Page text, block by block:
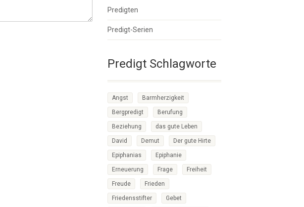
Predigten
Predigt-Serien
Predigt Schlagworte
Angst Barmherzigkeit
Bergpredigt Berufung
Beziehung das gute Leben
David Demut Der gute Hirte
Epiphanias Epiphanie
Erneuerung Frage Freiheit
Freude Frieden
Friedensstifter Gebet